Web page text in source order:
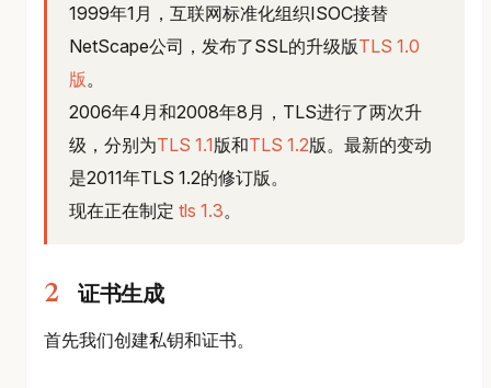
1999年1月，互联网标准化组织ISOC接替
NetScape公司，发布了SSL的升级版TLS 1.0
版 。
2006年4月和2008年8月，TLS进行了两次升
级，分别为TLS 1.1版和TLS 1.2版。最新的变动
是2011年TLS 1.2的修订版。
现在正在制定 tls 1.3。
证书生成
首先我们创建私钥和证书。